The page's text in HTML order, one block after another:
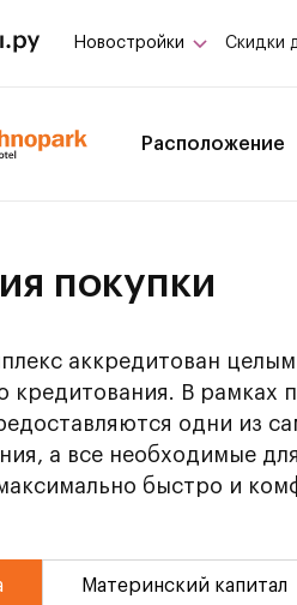
Новостройки Скидки
Расположение
покупки
аккредитован
кредитования. В рамках
одни из
а все необходимые
быстро и
Материнский капитал